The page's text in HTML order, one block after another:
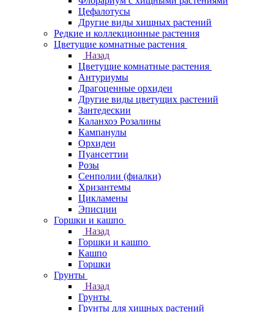
Цефалотусы
Другие виды хищных растений
Редкие и коллекционные растения
Цветущие комнатные растения
Назад
Цветущие комнатные растения
Антуриумы
Драгоценные орхидеи
Другие виды цветущих растений
Зантедескии
Каланхоэ Розалины
Кампанулы
Орхидеи
Пуансеттии
Розы
Сенполии (фиалки)
Хризантемы
Цикламены
Эписции
Горшки и кашпо
Назад
Горшки и кашпо
Кашпо
Горшки
Грунты
Назад
Грунты
Грунты для хищных растений